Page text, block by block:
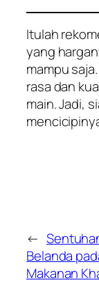
Itulah
yang
mampu
rasa dan
main. Jadi,
←
Belanda
Makanan